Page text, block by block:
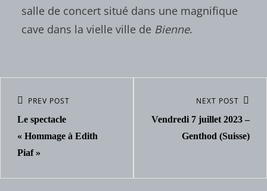
salle de concert situé dans une magnifique
cave dans la vielle ville de Bienne.
PREV POST
Le spectacle
« Hommage à Edith
Piaf »
NEXT POST
Vendredi 7 juillet 2023 –
Genthod (Suisse)